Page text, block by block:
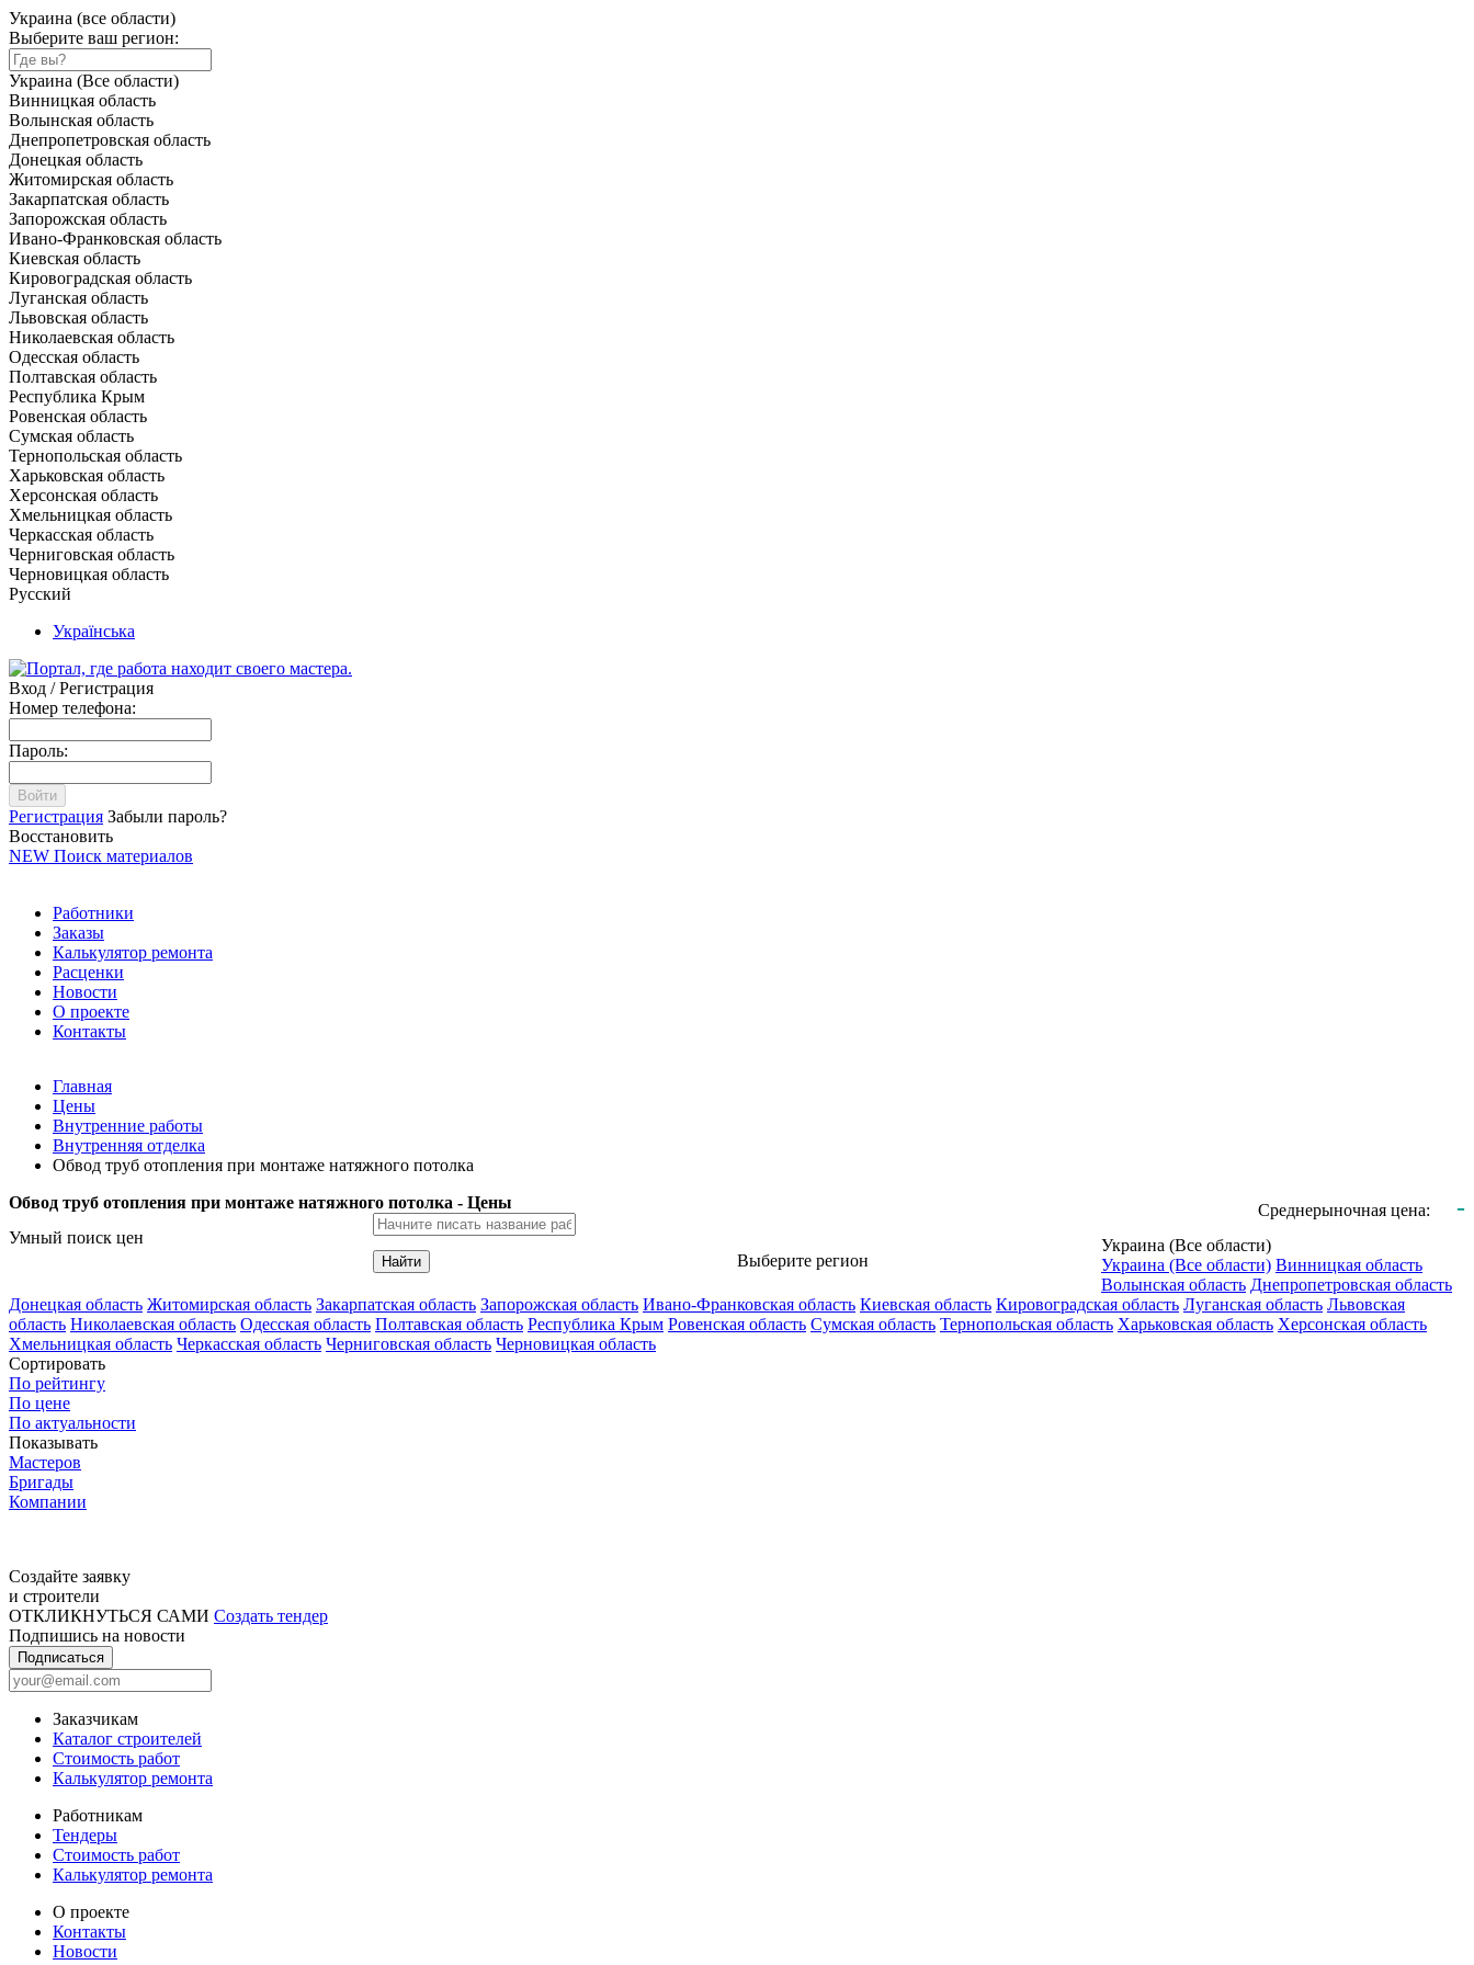
Украина (все области)
Выберите ваш регион:
Украина (Все области)
Винницкая область
Волынская область
Днепропетровская область
Донецкая область
Житомирская область
Закарпатская область
Запорожская область
Ивано-Франковская область
Киевская область
Кировоградская область
Луганская область
Львовская область
Николаевская область
Одесская область
Полтавская область
Республика Крым
Ровенская область
Сумская область
Тернопольская область
Харьковская область
Херсонская область
Хмельницкая область
Черкасская область
Черниговская область
Черновицкая область
Русский
Українська
Вход / Регистрация
Номер телефона:
Пароль:
Войти
Регистрация Забыли пароль?
Восстановить
NEW Поиск материалов
Работники
Заказы
Калькулятор ремонта
Расценки
Новости
О проекте
Контакты
Главная
Цены
Внутренние работы
Внутренняя отделка
Обвод труб отопления при монтаже натяжного потолка
Обвод труб отопления при монтаже натяжного потолка - Цены
Среднерыночная цена: -
Умный поиск цен
Найти Выберите регион
Украина (Все области)
Украина (Все области) Винницкая область
Волынская область Днепропетровская область
Донецкая область Житомирская область Закарпатская область Запорожская область Ивано-Франковская область Киевская область Кировоградская область Луганская область Львовская
область Николаевская область Одесская область Полтавская область Республика Крым Ровенская область Сумская область Тернопольская область Харьковская область Херсонская область
Хмельницкая область Черкасская область Черниговская область Черновицкая область
Сортировать
По рейтингу
По цене
По актуальности
Показывать
Мастеров
Бригады
Компании
Создайте заявку
и строители
ОТКЛИКНУТЬСЯ САМИ Создать тендер
Подпишись на новости
Подписаться
Заказчикам
Каталог строителей
Стоимость работ
Калькулятор ремонта
Работникам
Тендеры
Стоимость работ
Калькулятор ремонта
О проекте
Контакты
Новости